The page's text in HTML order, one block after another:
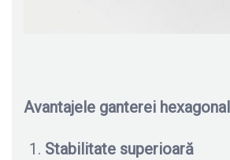
Avantajele ganterei
Stabilitate superioară